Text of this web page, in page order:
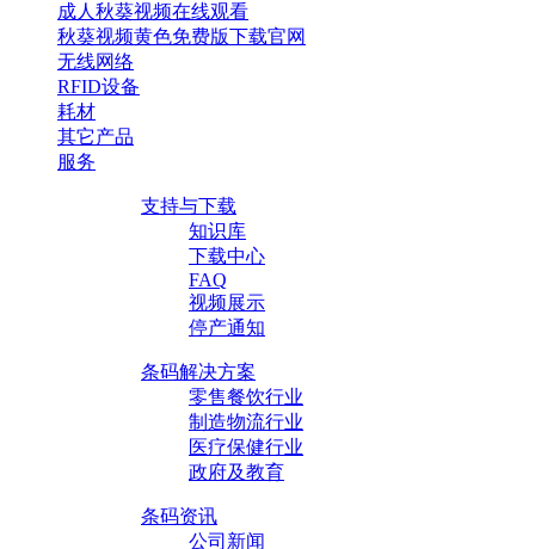
成人秋葵视频在线观看
秋葵视频黄色免费版下载官网
无线网络
RFID设备
耗材
其它产品
服务
支持与下载
知识库
下载中心
FAQ
视频展示
停产通知
条码解决方案
零售餐饮行业
制造物流行业
医疗保健行业
政府及教育
条码资讯
公司新闻